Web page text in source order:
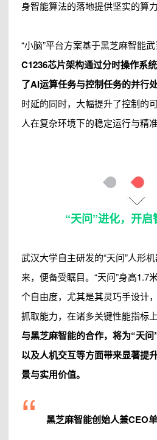
身智能算法的落地提供坚实的算力
“小脑”平台方案基于黑芝麻智能
C1236芯片架构通过分时操作系统
了AI运算任务与控制任务的并行处
时延的同时，大幅提升了控制的
人在复杂环境下的稳定运行与精
“天问”进化，开
武汉大学自主研发的“天问”人形
来，便备受瞩目。“天问”身高1.7
个自由度，尤其是其灵巧手设计
抓取能力，在诸多关键性能指标
与黑芝麻智能的合作，将为“天
以及人机交互等方面带来显著提
景与实用价值。
“ 黑芝麻智能创始人兼CEO